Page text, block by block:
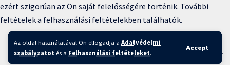
Az oldal használatával Ön elfogadja a Adatvédelmi
szabályzatot és a Felhasználási feltételeket.
Accept
ezért szigorúan az Ön saját felelősségére történik. További
feltételek a felhasználási feltételekben találhatók.
Copyright © 2025 BFKH.hu
Felhasználási feltételek –Adatvédelmi irányelvek – Kapcsolat –